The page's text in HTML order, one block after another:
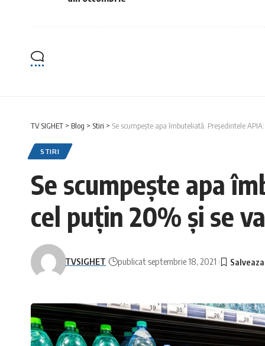
TV SIGHET > Blog > Stiri > Se scumpește apa îmbuteliată. Președintele
STIRI
Se scumpește apa
cel puțin 20% și se
TVSIGHET publicat septembrie 18, 2021